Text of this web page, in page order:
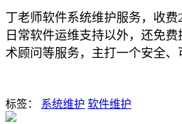
丁老师软件系统维护服务，收费
日常软件运维支持以外，还免
术顾问等服务，主打一个安全、
标签： 系统维护 软件维护